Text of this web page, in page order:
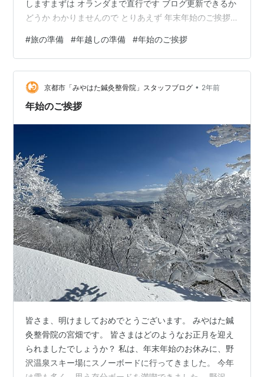
しますまずは オランダまで直行です ブログ更新できるか
どうか わかりませんので とりあえず 年末年始のご挨拶
ざいました 次年もどうぞよろしくお願いします
#旅の準備 #年越しの準備 #年始のご挨拶
京都市「みやはた鍼灸整骨院」スタッフブログ • 2年前
年始のご挨拶
皆さま、明けましておめでとうございます。 みやはた鍼
灸整骨院の宮畑です。 皆さまはどのようなお正月を迎え
られましたでしょうか？ 私は、年末年始のお休みに、野
沢温泉スキー場にスノーボードに行ってきました。 今年